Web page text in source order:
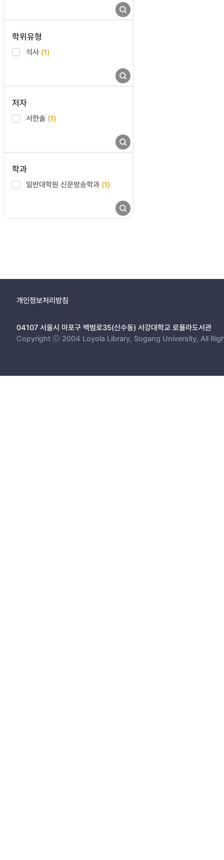
학위유형
석사 (1)
저자
서한솔 (1)
학과
일반대학원 신문방송학과 (1)
개인정보처리방침
04107 서울시 마포구 백범로35(신수동) 서강대학교 로욜라도서관
Copyright ⓒ 2004 Loyola Library, Sogang University, All